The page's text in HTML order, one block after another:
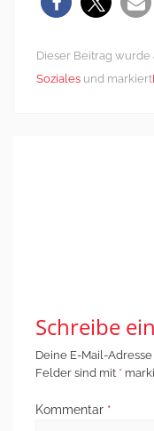
Dieser Beitrag wurde
Soziales und markiert
Schreibe
Deine E-Mail-
Felder sind mit *
Kommentar *